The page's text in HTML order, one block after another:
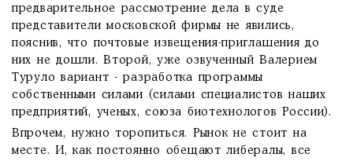
предварительное рассмотрение дела в суде
представители московской фирмы не явились,
пояснив, что почтовые извещения-приглашения до
них не дошли. Второй, уже озвученный Валерием
Туруло вариант - разработка программы
собственными силами (силами специалистов наших
предприятий, ученых, союза биотехнологов России).
Впрочем, нужно торопиться. Рынок не стоит на
месте. И, как постоянно обещают либералы, все